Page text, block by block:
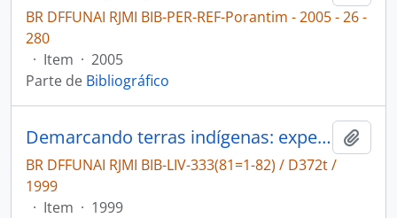
BR DFFUNAI RJMI BIB-PER-REF-Porantim - 2005 - 26 -
280
· Item · 2005
Parte de Bibliográfico
Demarcando terras indígenas: experiência e desafios de um projeto de parceria
BR DFFUNAI RJMI BIB-LIV-333(81=1-82) / D372t /
1999
· Item · 1999